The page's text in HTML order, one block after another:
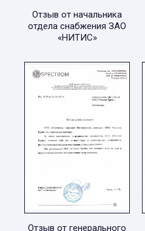
Отзыв от начальника
отдела снабжения ЗАО
«НИТИС»
Отзыв от генерального